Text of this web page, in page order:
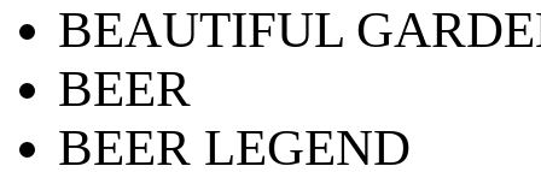
BEAUTIFUL
BEER
BEER LEGEND